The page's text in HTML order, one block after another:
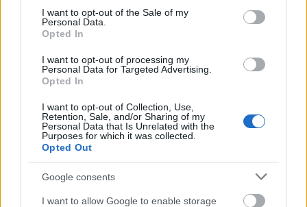
consent section.
I want to opt-out of the Sale of my
Personal Data.
Opted In
I want to opt-out of processing my
Personal Data for Targeted Advertising.
Opted In
I want to opt-out of Collection, Use,
Retention, Sale, and/or Sharing of my
Personal Data that Is Unrelated with the
Purposes for which it was collected.
Opted Out
Google consents
I want to allow Google to enable storage
Édesköményes-currys
káposztafőzelék
szatmariferi•2014. március 03.
Májas hurka került az asztalomra. Ehhez kellett
kitalálnom valami főzelékfélét. A savanyút kívántam
és a fűszereset. Elsőre ez ugrott be a hurkáról és nem
is nagyon akartam tovább ötletelni. Volt itthon
káposztám, az édeskömény meg csak úgy szembe
jött, ebből nagy baj nem…